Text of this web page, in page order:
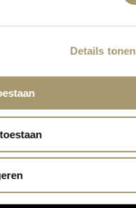
Details tonen